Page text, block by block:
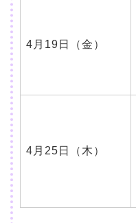
4月19日（金）
4月25日（木）